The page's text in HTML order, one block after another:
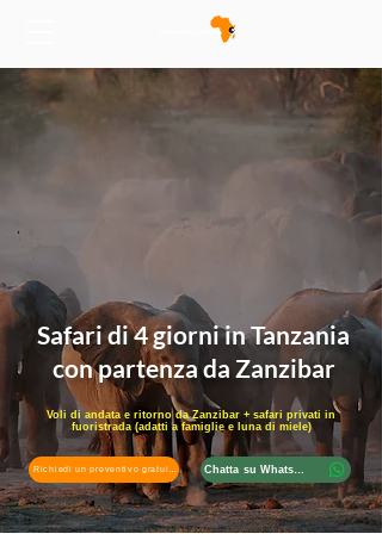
Safari di 4 giorni in Tanzania
con partenza da Zanzibar
Voli di andata e ritorno da Zanzibar + safari privati in
fuoristrada (adatti a famiglie e luna di miele)
Chatta su WhatsApp